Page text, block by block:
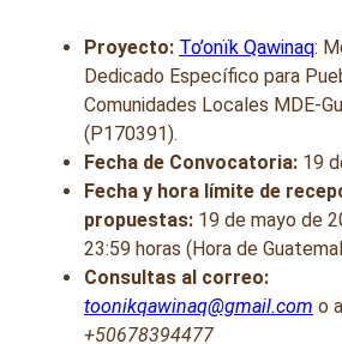
Proyecto: To’onïk Qawinaq:
Dedicado Específico para
Comunidades Locales MDE-
(P170391).
Fecha de Convocatoria: 19
Fecha y hora límite de
propuestas: 19 de mayo de
23:59 horas (Hora de
Consultas al correo:
toonikqawinaq@gmail.com o
+50678394477